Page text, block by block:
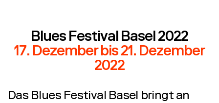
Blues Festival Basel 2022
17. Dezemberbis 21. Dezember
2022
Das Blues Festival Basel bringt an